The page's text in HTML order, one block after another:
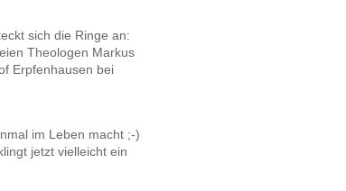
im Leben macht ;-)
jetzt vielleicht ein